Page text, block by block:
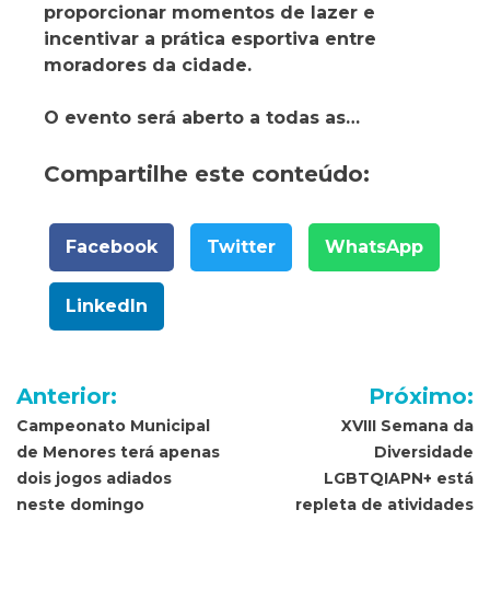
proporcionar momentos de lazer e
incentivar a prática esportiva entre
moradores da cidade.
O evento será aberto a todas as…
Compartilhe este conteúdo:
Facebook Twitter WhatsApp
LinkedIn
Navegação
de
Post
Anterior:
Campeonato Municipal
de Menores terá apenas
dois jogos adiados
neste domingo
Próximo:
XVIII Semana da
Diversidade
LGBTQIAPN+ está
repleta de atividades